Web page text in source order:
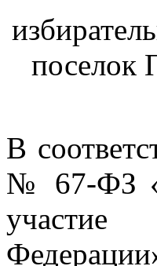
поселок
В
№ 67-ФЗ
участие